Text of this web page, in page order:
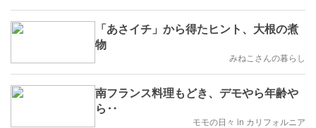
「あさイチ」から得たヒント、大根の煮
物
みねこさんの暮らし
南フランス料理もどき、デモやら年齢や
ら‥
モモの日々 in カリフォルニア